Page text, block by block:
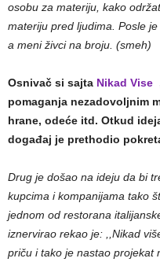
osobu za materiju, kako
materiju pred ljudima. Posle
a meni živci na broju. (smeh)
Osnivač si sajta Nikad Vise
pomaganja nezadovoljnim
hrane, odeće itd. Otkud
događaj je prethodio
Drug je došao na ideju da bi
kupcima i kompanijama tako
jednom od restorana
iznervirao rekao je: ,,Nikad
priču i tako je nastao projekat